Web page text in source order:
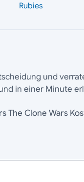
Rubies
und
in einer Minute
für Star Wars The Clone